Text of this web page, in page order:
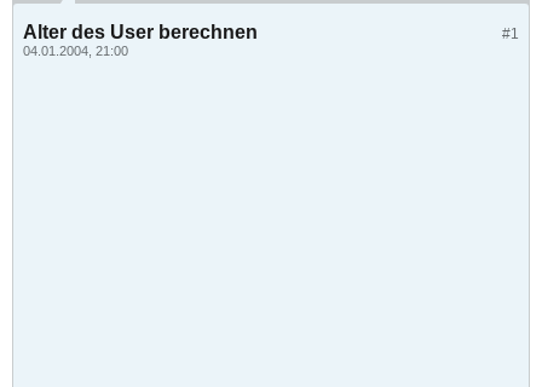
#1
Alter des User berechnen
04.01.2004, 21:00